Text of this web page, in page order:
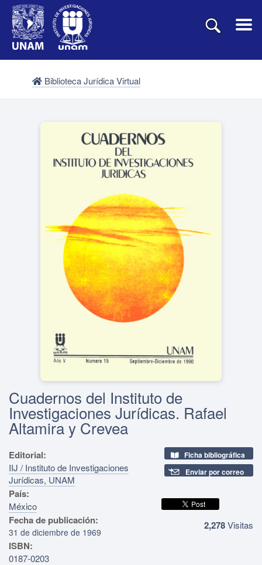
Biblioteca Jurídica Virtual
Cuadernos del Instituto de
Investigaciones Jurídicas. Rafael
Altamira y Crevea
Editorial:
IIJ / Instituto de Investigaciones
Jurídicas, UNAM
País:
México
Fecha de publicación:
31 de diciembre de 1969
ISBN:
0187-0203
Ficha bibliográfica
Enviar por correo
2,278Visitas